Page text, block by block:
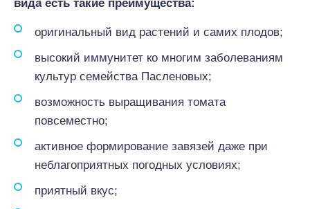
вида есть такие преимущества:
оригинальный вид растений и самих плодов;
высокий иммунитет ко многим заболеваниям
культур семейства Пасленовых;
возможность выращивания томата
повсеместно;
активное формирование завязей даже при
неблагоприятных погодных условиях;
приятный вкус;